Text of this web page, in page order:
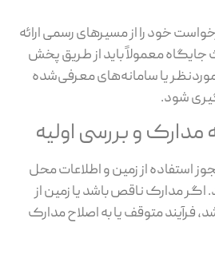
خود را از مسیرهای رسمی ارائه
معمولاً باید از طریق پخش
یا سامانه‌های معرفی‌شده
شود.
و بررسی اولیه
از زمین و اطلاعات محل
ناقص باشد یا زمین از
متوقف یا به اصلاح مدارک